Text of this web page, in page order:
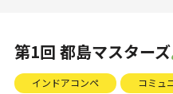
第1回 都島マスターズ
インドアコンペ コミュ